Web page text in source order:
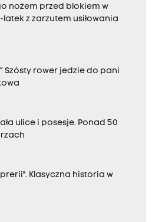
nożem przed blokiem w
latek z zarzutem usiłowania
Szósty rower jedzie do pani
ulice i posesje. Ponad 50
Klasyczna historia w